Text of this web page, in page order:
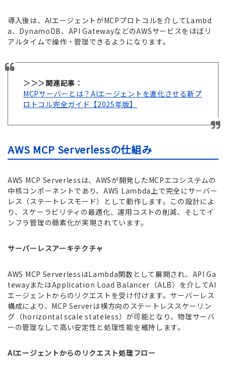
導入後は、AIエージェントがMCPプロトコルを介してLambd
a、DynamoDB、API GatewayなどのAWSサービスをほぼリ
アルタイムで操作・管理できるようになります。
＞＞＞関連記事：
MCPサーバーとは？AIエージェントを進化させる新プ
ロトコル完全ガイド【2025年版】
AWS MCP Serverlessの仕組み
AWS MCP Serverlessは、AWSが開発したMCPエコシステムの
中核コンポーネントであり、AWS Lambda上で完全にサーバー
レス（ステートレスモード）として動作します。この設計によ
り、スケーラビリティの最適化、運用コストの削減、そしてイ
ンフラ管理の簡素化が実現されています。
サーバーレスアーキテクチャ
AWS MCP ServerlessはLambda関数として展開され、API Ga
tewayまたはApplication Load Balancer（ALB）を介してAI
エージェントからのリクエストを受け付けます。サーバーレス
構成により、MCP Serverは横方向のステートレススケーリン
グ（horizontal scale stateless）が可能となり、物理サーバ
ーの管理なしで高い安定性と処理性能を維持します。
AIエージェントからのリクエスト処理フロー